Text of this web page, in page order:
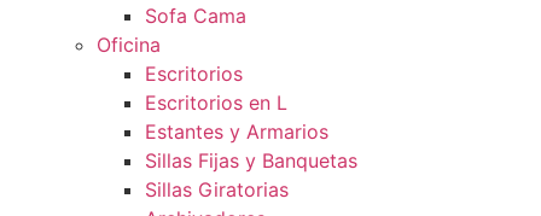
Sofa Cama
Oficina
Escritorios
Escritorios en L
Estantes y Armarios
Sillas Fijas y Banquetas
Sillas Giratorias